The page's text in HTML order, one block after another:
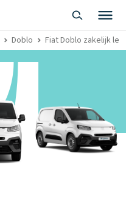
Doblo Fiat Doblo zakelijk